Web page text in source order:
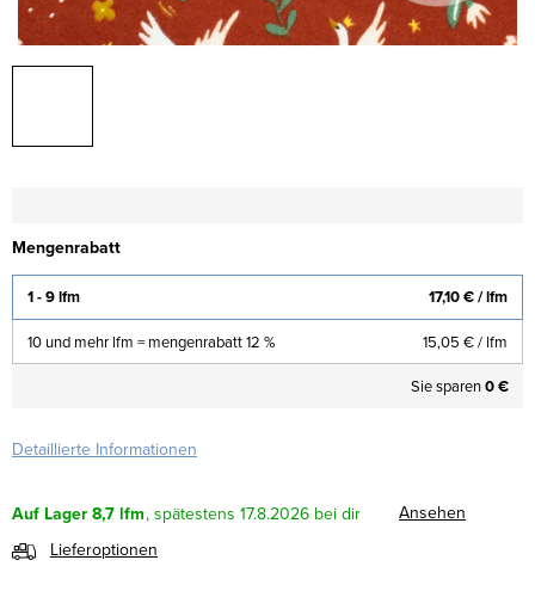
Mengenrabatt
1 - 9 lfm 17,10 €/ lfm
10 und mehr lfm = mengenrabatt 12 % 15,05 €/ lfm
Sie sparen0 €
Detaillierte Informationen
Auf Lager8,7 lfm 17.8.2026
Ansehen
Lieferoptionen